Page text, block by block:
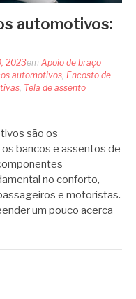
automotivos:
2023em Apoio de braço
automotivos, Encosto de
, Tela de assento
são os
bancos e assentos de
no conforto,
e motoristas.
um pouco acerca